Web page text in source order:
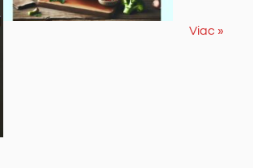
Viac »